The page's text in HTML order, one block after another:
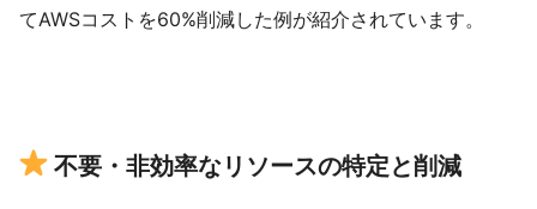
てAWSコストを60%削減した例が紹介されています。
不要・非効率なリソースの特定と削減